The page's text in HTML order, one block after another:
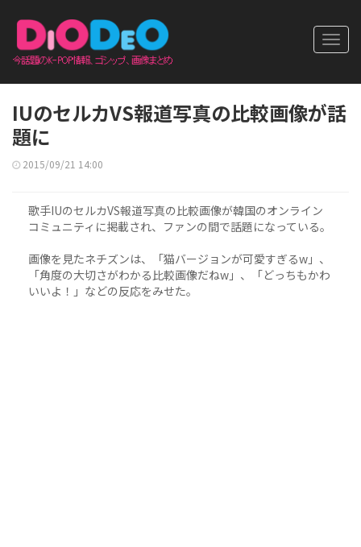
IUのセルカVS報道写真の比較画像が話
題に
2015/09/21 14:00
歌手IUのセルカVS報道写真の比較画像が韓国のオンライン
コミュニティに掲載され、ファンの間で話題になっている。
画像を見たネチズンは、「猫バージョンが可愛すぎるw」、
「角度の大切さがわかる比較画像だねw」、「どっちもかわ
いいよ！」などの反応をみせた。